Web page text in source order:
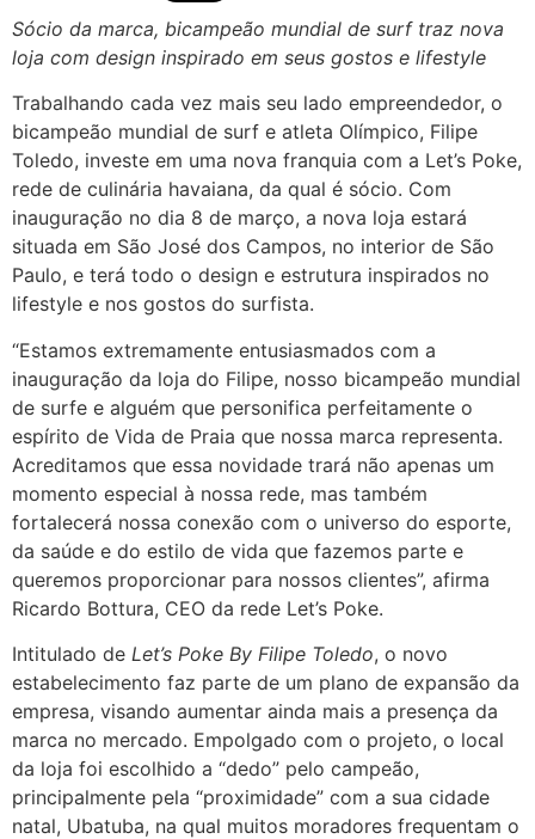
Sócio da marca, bicampeão mundial de surf traz nova
loja com design inspirado em seus gostos e lifestyle
Trabalhando cada vez mais seu lado empreendedor, o
bicampeão mundial de surf e atleta Olímpico, Filipe
Toledo, investe em uma nova franquia com a Let’s Poke,
rede de culinária havaiana, da qual é sócio. Com
inauguração no dia 8 de março, a nova loja estará
situada em São José dos Campos, no interior de São
Paulo, e terá todo o design e estrutura inspirados no
lifestyle e nos gostos do surfista.
“Estamos extremamente entusiasmados com a
inauguração da loja do Filipe, nosso bicampeão mundial
de surfe e alguém que personifica perfeitamente o
espírito de Vida de Praia que nossa marca representa.
Acreditamos que essa novidade trará não apenas um
momento especial à nossa rede, mas também
fortalecerá nossa conexão com o universo do esporte,
da saúde e do estilo de vida que fazemos parte e
queremos proporcionar para nossos clientes”, afirma
Ricardo Bottura, CEO da rede Let’s Poke.
Intitulado de Let’s Poke By Filipe Toledo, o novo
estabelecimento faz parte de um plano de expansão da
empresa, visando aumentar ainda mais a presença da
marca no mercado. Empolgado com o projeto, o local
da loja foi escolhido a “dedo” pelo campeão,
principalmente pela “proximidade” com a sua cidade
natal, Ubatuba, na qual muitos moradores frequentam o